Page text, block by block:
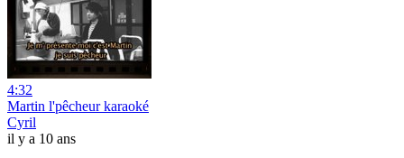
4:32
Martin l'pêcheur karaoké
Cyril
il y a 10 ans